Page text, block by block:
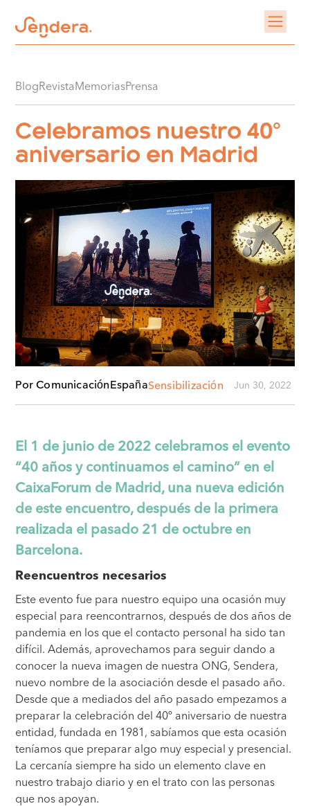
BlogRevistaMemoriasPrensa
Celebramos nuestro 40º
aniversario en Madrid
Por ComunicaciónEspañaSensibilización Jun 30, 2022
El 1 de junio de 2022 celebramos el evento
“40 años y continuamos el camino” en el
CaixaForum de Madrid, una nueva edición
de este encuentro, después de la primera
realizada el pasado 21 de octubre en
Barcelona.
Reencuentros necesarios
Este evento fue para nuestro equipo una ocasión muy
especial para reencontrarnos, después de dos años de
pandemia en los que el contacto personal ha sido tan
difícil. Además, aprovechamos para seguir dando a
conocer la nueva imagen de nuestra ONG, Sendera,
nuevo nombre de la asociación desde el pasado año.
Desde que a mediados del año pasado empezamos a
preparar la celebración del 40º aniversario de nuestra
entidad, fundada en 1981, sabíamos que esta ocasión
teníamos que preparar algo muy especial y presencial.
La cercanía siempre ha sido un elemento clave en
nuestro trabajo diario y en el trato con las personas
que nos apoyan.